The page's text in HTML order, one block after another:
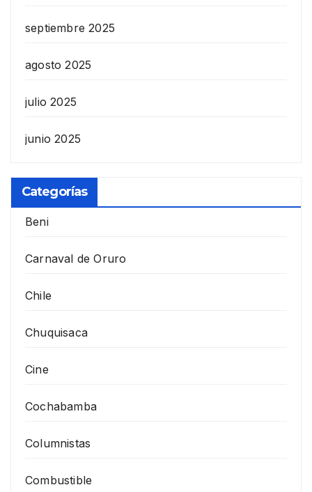
septiembre 2025
agosto 2025
julio 2025
junio 2025
Categorías
Beni
Carnaval de Oruro
Chile
Chuquisaca
Cine
Cochabamba
Columnistas
Combustible